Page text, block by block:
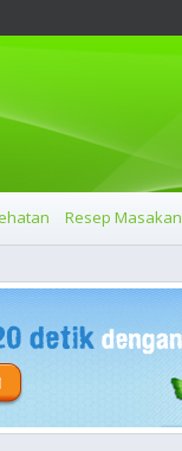
Resep Masakan